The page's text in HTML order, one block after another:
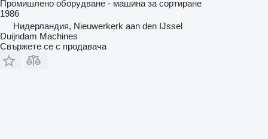
Промишлено оборудване - машина за сортиране
1986
Нидерландия, Nieuwerkerk aan den IJssel
Duijndam Machines
Свържете се с продавача